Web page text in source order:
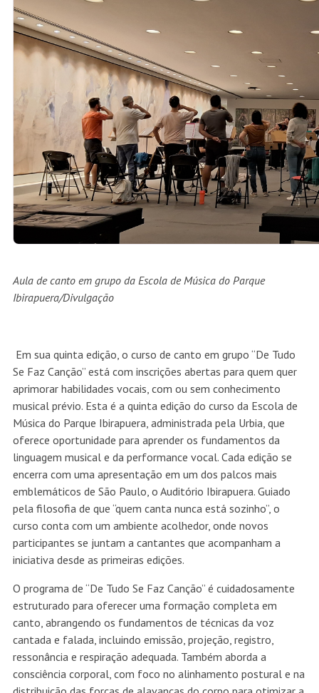
Aula de canto em grupo da Escola de Música do Parque
Ibirapuera/Divulgação
Em sua quinta edição, o curso de canto em grupo “De Tudo
Se Faz Canção” está com inscrições abertas para quem quer
aprimorar habilidades vocais, com ou sem conhecimento
musical prévio. Esta é a quinta edição do curso da Escola de
Música do Parque Ibirapuera, administrada pela Urbia, que
oferece oportunidade para aprender os fundamentos da
linguagem musical e da performance vocal. Cada edição se
encerra com uma apresentação em um dos palcos mais
emblemáticos de São Paulo, o Auditório Ibirapuera. Guiado
pela filosofia de que “quem canta nunca está sozinho”, o
curso conta com um ambiente acolhedor, onde novos
participantes se juntam a cantantes que acompanham a
iniciativa desde as primeiras edições.
O programa de “De Tudo Se Faz Canção” é cuidadosamente
estruturado para oferecer uma formação completa em
canto, abrangendo os fundamentos de técnicas da voz
cantada e falada, incluindo emissão, projeção, registro,
ressonância e respiração adequada. Também aborda a
consciência corporal, com foco no alinhamento postural e na